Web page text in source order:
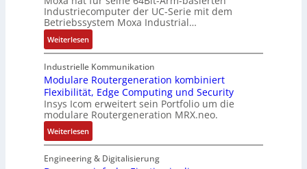
e
h
n
u
g
e
n
s
c
h
i
c
h
t
u
n
g
f
ü
r
g
i
n
n
t
a
n
d
e
r
M
a
s
g
u
n
g
b
e
m
2
0
2
6
E
l
i
g
e
n
e
F
e
h
l
e
Industriecomputer der UC-Serie mit dem
Betriebssystem Moxa Industrial…
Weiterlesen:
A
m
-
b
a
s
i
e
Industrielle Kommunikation
Modulare Routergeneration kombiniert
Flexibilität, Edge Computing und Security
Insys Icom erweitert sein Portfolio um die
modulare Routergeneration MRX.neo.
Weiterlesen:
M
o
Engineering & Digitalisierung